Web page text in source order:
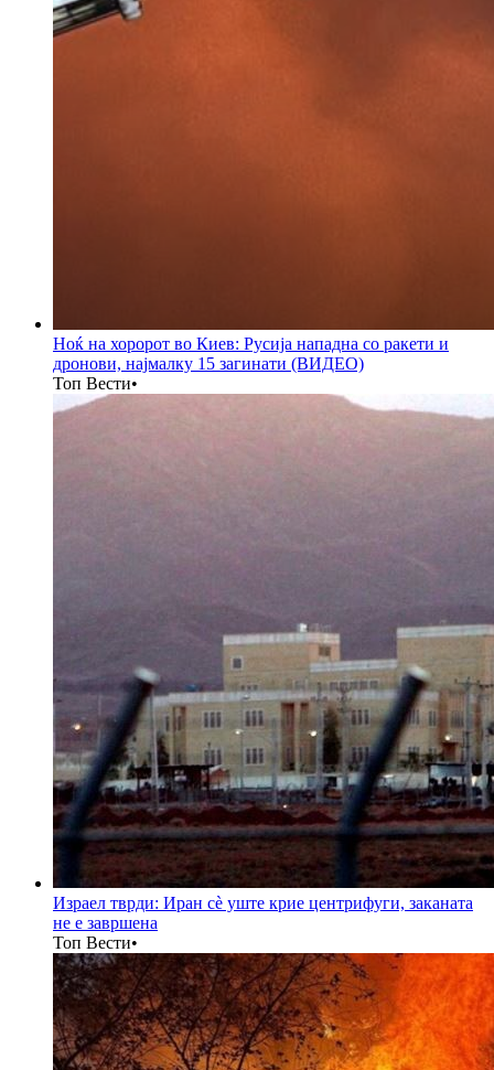
Ноќ на хоророт во Киев: Русија нападна со ракети и
дронови, најмалку 15 загинати (ВИДЕО)
Топ Вести•
Израел тврди: Иран сè уште крие центрифуги, заканата
не е завршена
Топ Вести•